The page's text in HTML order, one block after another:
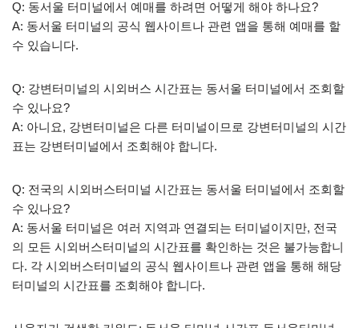
Q: 동서울 터미널에서 예매를 하려면 어떻게 해야 하나요?
A: 동서울 터미널의 공식 웹사이트나 관련 앱을 통해 예매를 할
수 있습니다.
Q: 강변터미널의 시외버스 시간표는 동서울 터미널에서 조회할
수 있나요?
A: 아니요, 강변터미널은 다른 터미널이므로 강변터미널의 시간
표는 강변터미널에서 조회해야 합니다.
Q: 전국의 시외버스터미널 시간표는 동서울 터미널에서 조회할
수 있나요?
A: 동서울 터미널은 여러 지역과 연결되는 터미널이지만, 전국
의 모든 시외버스터미널의 시간표를 확인하는 것은 불가능합니
다. 각 시외버스터미널의 공식 웹사이트나 관련 앱을 통해 해당
터미널의 시간표를 조회해야 합니다.